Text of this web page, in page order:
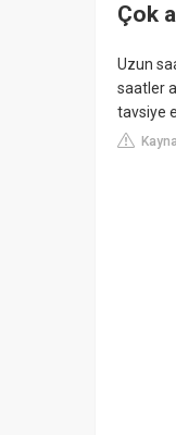
Çok
Uzun
saatler
tavsiye